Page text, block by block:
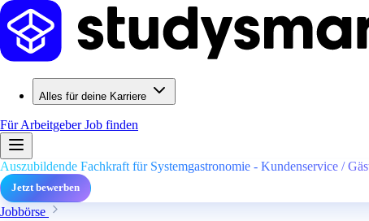
Alles für deine Karriere
Für ArbeitgeberJob finden
Auszubildende Fachkraft für Systemgastronomie - Kundenservice /
Jetzt bewerben
Jobbörse